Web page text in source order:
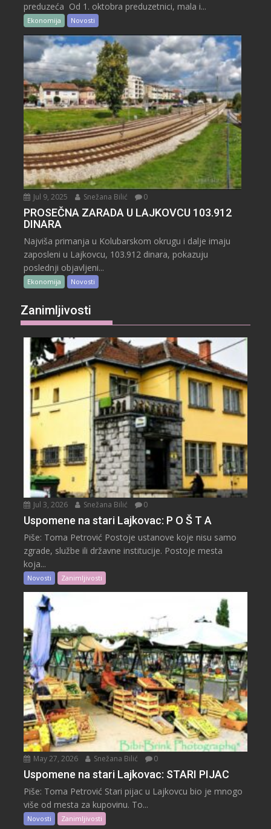
preduzeća Od 1. oktobra preduzetnici, mala i...
Ekonomija Novosti
Jul 9, 2025 Snežana Bilić 0
PROSEČNA ZARADA U LAJKOVCU 103.912
DINARA
Najviša primanja u Kolubarskom okrugu i dalje imaju
zaposleni u Lajkovcu, 103.912 dinara, pokazuju
poslednji objavljeni...
Ekonomija Novosti
Zanimljivosti
Jul 3, 2026 Snežana Bilić 0
Uspomene na stari Lajkovac: P O Š T A
Piše: Toma Petrović Postoje ustanove koje nisu samo
zgrade, službe ili državne institucije. Postoje mesta
koja...
Novosti Zanimljivosti
May 27, 2026 Snežana Bilić 0
Uspomene na stari Lajkovac: STARI PIJAC
Piše: Toma Petrović Stari pijac u Lajkovcu bio je mnogo
više od mesta za kupovinu. To...
Novosti Zanimljivosti